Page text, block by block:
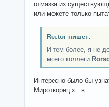
отмазка из
или можете только
Rector пишет:
И тем более, я не
моего коллеги
Интересно было бы
Миротворец х...в.